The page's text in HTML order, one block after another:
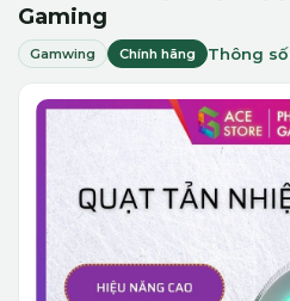
Gaming
Gamwing Chính hãng Thông